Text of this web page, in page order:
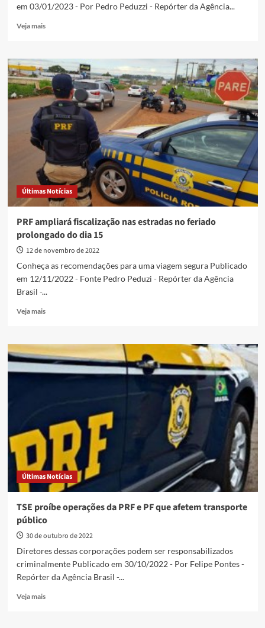
em 03/01/2023 - Por Pedro Peduzzi - Repórter da Agência...
Veja maisRead
Operação
Ano-
Novo:
autuações
de
motoristas
embriagados
Últimas Notícias
PRF ampliará fiscalização nas estradas no feriado
prolongado do dia 15
12 de novembro de 2022
Conheça as recomendações para uma viagem segura Publicado
em 12/11/2022 - Fonte Pedro Peduzi - Repórter da Agência
Brasil -...
Veja maisRead
PRF
ampliará
fiscalização
nas
prolongado
do
dia
Últimas Notícias
TSE proíbe operações da PRF e PF que afetem transporte
público
30 de outubro de 2022
Diretores dessas corporações podem ser responsabilizados
criminalmente Publicado em 30/10/2022 - Por Felipe Pontes -
Repórter da Agência Brasil -...
Veja maisRead